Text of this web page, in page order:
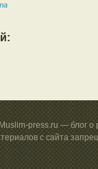
press.ru — блог о
с сайта